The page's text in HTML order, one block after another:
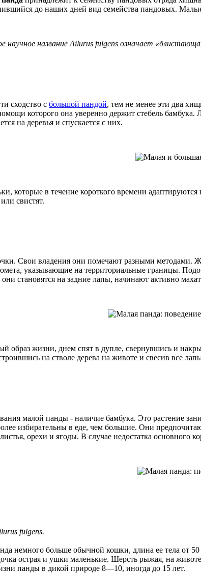
до наших дней вид семейства пандовых.
научное название Ailurus fulgens означает
сходство с большой пандой, тем не менее эти два
которого она уверенно держит стебель
на деревья и спускается с них.
которые в течение короткого времени
свистят.
Свои владения они помечают разными методами.
указывающие на территориальные границы.
становятся на задние лапы, начинают активно
образ жизни, днем спят в дупле, свернувшись и
на стволе дерева на животе и свесив все
малой панды - наличие бамбука. Это растение
избирательны в еде, чем большие. Они
орехи и ягоды. В случае недостатка
fulgens.
немного больше обычной кошки, длина ее тела от
острая и ушки маленькие. Шерсть рыжая, на
панды в дикой природе 8—10, иногда до 15 лет.